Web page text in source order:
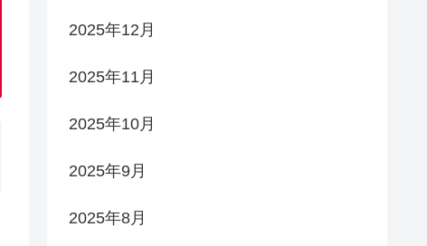
2025年12月
2025年11月
2025年10月
2025年9月
2025年8月